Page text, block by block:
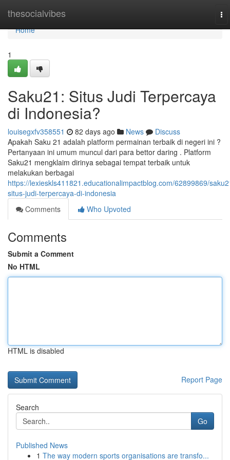
thesocialvibes
Home
Home
1
Saku21: Situs Judi Terpercaya
di Indonesia?
louisegxfv358551 82 days ago News
Discuss
Apakah Saku 21 adalah platform permainan terbaik di negeri ini ?
Pertanyaan ini umum muncul dari para bettor daring . Platform
Saku21 mengklaim dirinya sebagai tempat terbaik untuk
melakukan berbagai
https://lexieskls411821.educationalimpactblog.com/62899869/
situs-judi-terpercaya-di-indonesia
Comments
Who Upvoted
Comments
Submit a Comment
No HTML
HTML is disabled
Report Page
Search
Go
Published News
1 The way modern sports organisations are transfo...